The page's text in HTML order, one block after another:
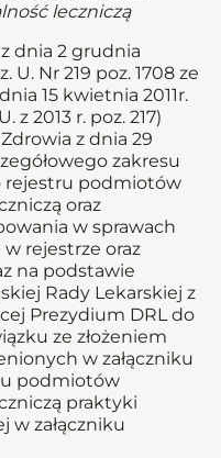
leczniczą
dnia 2 grudnia
U. Nr 219 poz. 1708 ze
15 kwietnia 2011r.
z 2013 r. poz. 217)
z dnia 29
zakresu
rejestru podmiotów
oraz
w sprawach
rejestrze oraz
na podstawie
Rady Lekarskiej z
Prezydium DRL do
ze złożeniem
w załączniku
podmiotów
praktyki
w załączniku